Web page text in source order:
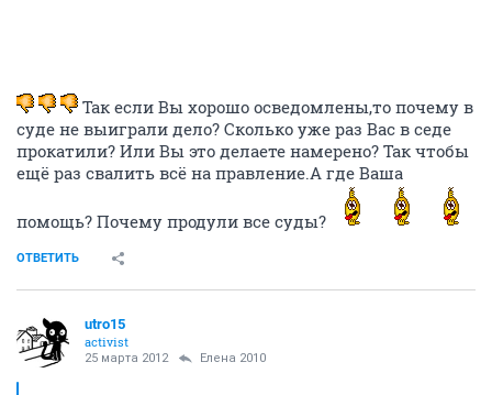
Так если Вы хорошо осведомлены,то почему в
суде не выиграли дело? Сколько уже раз Вас в седе
прокатили? Или Вы это делаете намерено? Так чтобы
ещё раз свалить всё на правление.А где Ваша
помощь? Почему продули все суды?
ОТВЕТИТЬ
utro15
activist
25 марта 2012 Елена 2010